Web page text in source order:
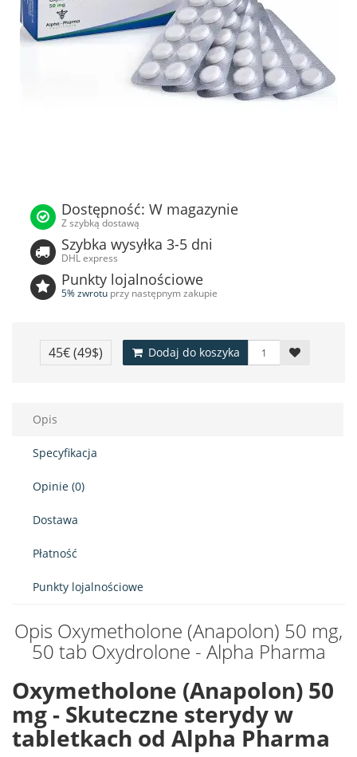
Dostępność: W magazynie
Z szybką dostawą
Szybka wysyłka 3-5 dni
DHL express
Punkty lojalnościowe
5% zwrotu przy następnym zakupie
45€(49$) Dodaj do koszyka
Opis
Specyfikacja
Opinie (0)
Dostawa
Płatność
Punkty lojalnościowe
Opis Oxymetholone (Anapolon) 50 mg,
50 tab Oxydrolone - Alpha Pharma
Oxymetholone (Anapolon) 50
mg - Skuteczne sterydy w
tabletkach od Alpha Pharma